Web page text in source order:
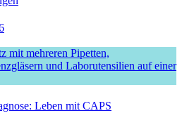
Leben mit CAPS